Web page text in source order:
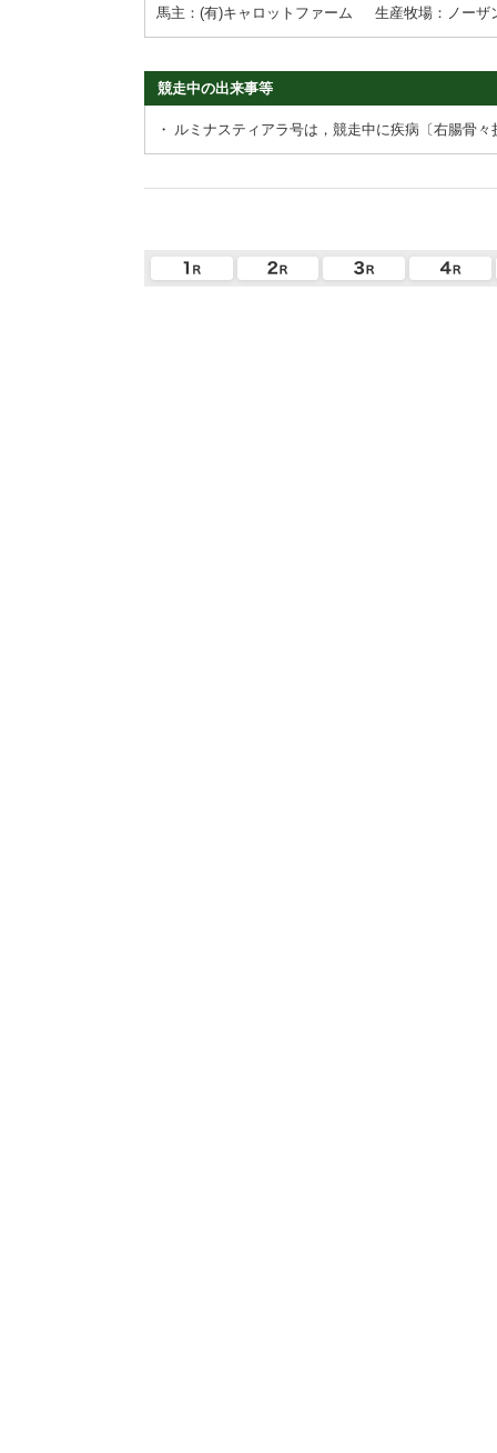
馬主：(有)キャロットファーム
生産牧場：ノーザ
競走中の出来事等
・ ルミナスティアラ号は，競走中に疾病〔右腸骨